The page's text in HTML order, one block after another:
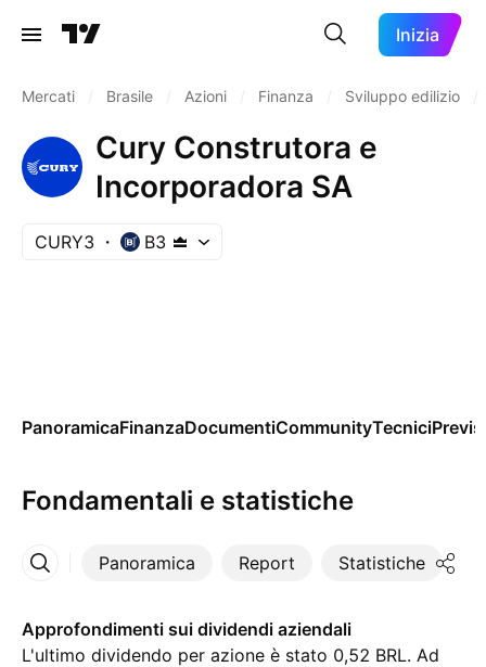
Inizia
Mercati Brasile Azioni Finanza Sviluppo edilizio
Cury Construtora e
Incorporadora SA
CURY3 B3
PanoramicaFinanzaDocumentiCommunityTecnici
Fondamentali e statistiche
Panoramica Report Statistiche
Altro
Approfondimenti sui dividendi aziendali
L'ultimo dividendo per azione è stato 0,52 BRL. Ad